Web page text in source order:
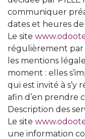
communiquer
dates et heures
Le site
régulièrement par
les mentions
moment : elles
qui est invité à s’y
afin d’en prendre
Description des
Le site
une information